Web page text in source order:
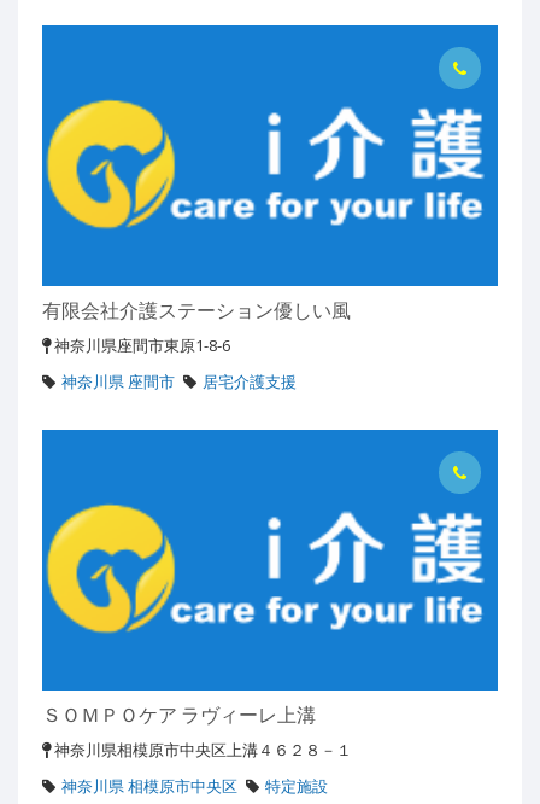
有限会社介護ステーション優しい風
神奈川県座間市東原1-8-6
神奈川県 座間市
居宅介護支援
ＳＯＭＰＯケア ラヴィーレ上溝
神奈川県相模原市中央区上溝４６２８－１
神奈川県 相模原市中央区
特定施設